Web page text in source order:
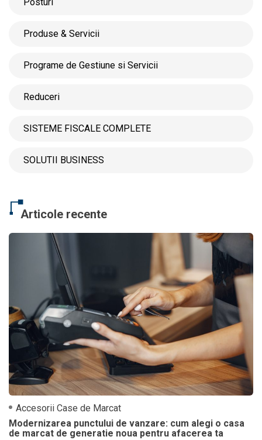
Produse & Servicii
Programe de Gestiune si Servicii
Reduceri
SISTEME FISCALE COMPLETE
SOLUTII BUSINESS
Articole recente
Accesorii Case de Marcat
Modernizarea punctului de vanzare: cum alegi o casa
de marcat de generatie noua pentru afacerea ta